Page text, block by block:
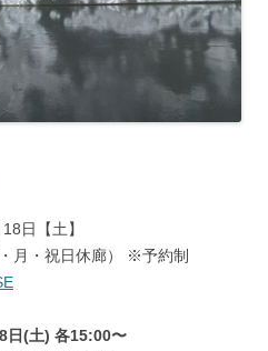
日【土】
月・祝日休廊） ※予約制
日(土) 各15:00〜